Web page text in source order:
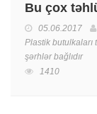
Bu çox
05.06.2017
Plastik butulkaları
şərhlər bağlıdır
1410